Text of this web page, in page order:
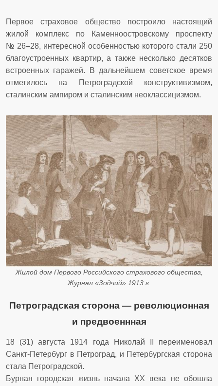
Первое страховое общество построило настоящий
жилой комплекс по Каменноостровскому проспекту
№ 26–28, интересной особенностью которого стали 250
благоустроенных квартир, а также несколько десятков
встроенных гаражей. В дальнейшем советское время
отметилось на Петроградской конструктивизмом,
сталинским ампиром и сталинским неоклассицизмом.
Жилой дом Первого Российского страхового общества,
Журнал «Зодчий» 1913 г.
Петроградская сторона — революционная
и предвоеннная
18 (31) августа 1914 года Николай II переименовал
Санкт-Петербург в Петроград, и Петербургская сторона
стала Петроградской.
Бурная городская жизнь начала XX века не обошла